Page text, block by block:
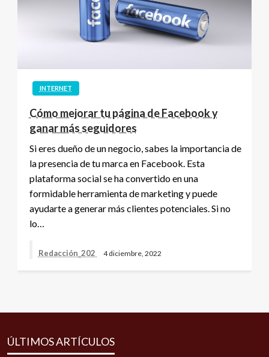
INTERNET
Cómo mejorar tu página de Facebook y
ganar más seguidores
Si eres dueño de un negocio, sabes la importancia de
la presencia de tu marca en Facebook. Esta
plataforma social se ha convertido en una
formidable herramienta de marketing y puede
ayudarte a generar más clientes potenciales. Si no
lo…
Redacción_202 4 diciembre, 2022
ÚLTIMOS ARTÍCULOS